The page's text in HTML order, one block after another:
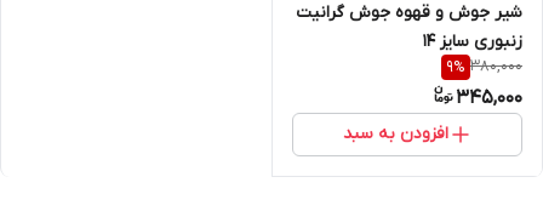
شیر جوش و قهوه جوش گرانیت
زنبوری سایز 14
380,000
9%
345,000
افزودن به سبد